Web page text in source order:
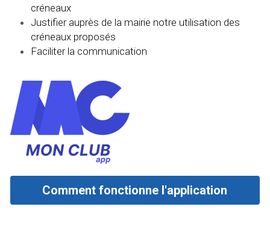
créneaux
Justifier auprès de la mairie notre utilisation des
créneaux proposés
Faciliter la communication
Comment fonctionne l'application